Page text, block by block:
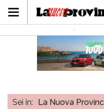
Sei in: La Nuova